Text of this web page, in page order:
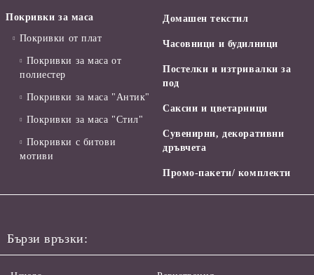
Покривки за маса
Покривки от плат
Покривки за маса от
полиестер
Покривки за маса "Антик"
Покривки за маса "Стил"
Покривки с битови
мотиви
Домашен текстил
Часовници и будилници
Постелки и изтривалки за
под
Саксии и цветарници
Сувенирни, декоративни
дръвчета
Промо-пакети/ комплекти
Бързи връзки: